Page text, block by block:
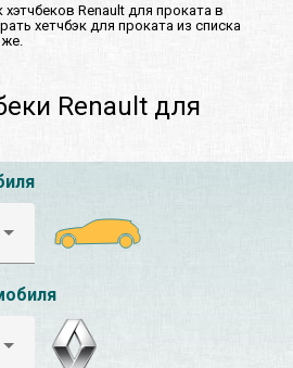
Renault для проката в
хетчбэк для проката из списка
Renault для